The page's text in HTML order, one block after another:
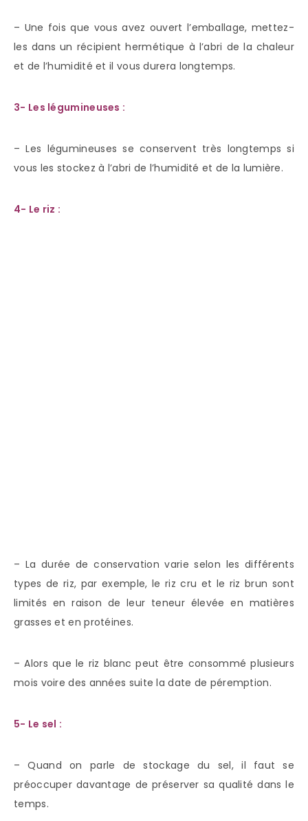
– Une fois que vous avez ouvert l’emballage, mettez-
les dans un récipient hermétique à l’abri de la chaleur
et de l’humidité et il vous durera longtemps.
3- Les légumineuses :
– Les légumineuses se conservent très longtemps si
vous les stockez à l’abri de l’humidité et de la lumière.
4- Le riz :
– La durée de conservation varie selon les différents
types de riz, par exemple, le riz cru et le riz brun sont
limités en raison de leur teneur élevée en matières
grasses et en protéines.
– Alors que le riz blanc peut être consommé plusieurs
mois voire des années suite la date de péremption.
5- Le sel :
– Quand on parle de stockage du sel, il faut se
préoccuper davantage de préserver sa qualité dans le
temps.